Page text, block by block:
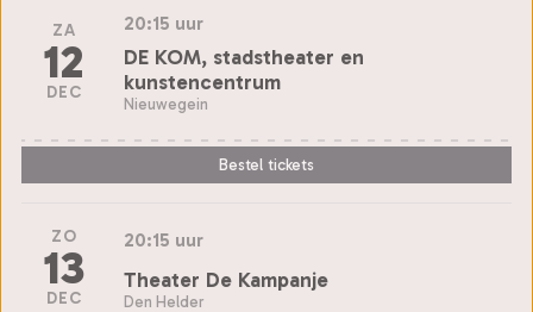
ZA
12
DEC
20:15 uur
DE KOM, stadstheater en
kunstencentrum
Nieuwegein
Bestel tickets
ZO
13
DEC
20:15 uur
Theater De Kampanje
Den Helder